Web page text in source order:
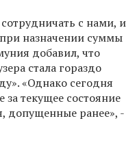
с нами, и
назначении суммы
добавил, что
стала гораздо
«Однако сегодня
текущее состояние
допущенные ранее», -